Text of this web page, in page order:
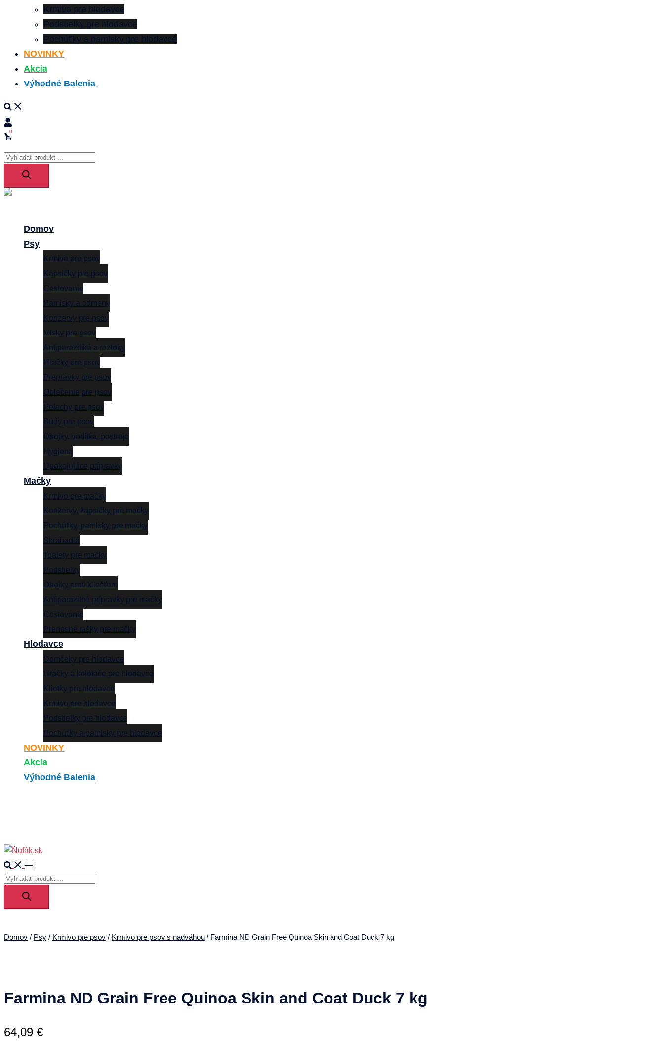
Krmivo pre hlodavce
Podstielky pre hlodavce
Pochúťky a pamlsky pre hlodavce
NOVINKY
Akcia
Výhodné Balenia
Search
0
Products
search
Domov
Psy
Krmivo pre psov
Kapsičky pre psov
Cestovanie
Pamlsky a odmeny
Konzervy pre psov
Misky pre psov
Antiparazitiká a roztoky
Hračky pre psov
Prepravky pre psov
Oblečenie pre psov
Pelechy pre psov
Búdy pre psov
Obojky, vodítka, postroje
Hygiena
Upokojujúce prípravky
Mačky
Krmivo pre mačky
Konzervy, kapsičky pre mačky
Pochúťky, pamlsky pre mačky
Škrabadlá
Toalety pre mačky
Podstielky
Obojky proti kliešťom
Antiparazitné prípravky pre mačky
Cestovanie
Prenosné tašky pre mačky
Hlodavce
Domčeky pre hlodavce
Hračky a kolotoče pre hlodavce
Klietky pre hlodavce
Krmivo pre hlodavce
Podstielky pre hlodavce
Pochúťky a pamlsky pre hlodavce
NOVINKY
Akcia
Výhodné Balenia
SearchToggle
menu
Products
search
Domov / Psy / Krmivo pre psov / Krmivo pre psov s nadváhou / Farmina ND Grain Free Quinoa Skin and Coat Duck 7 kg
Farmina ND Grain Free Quinoa Skin and Coat Duck 7 kg
64,09 €